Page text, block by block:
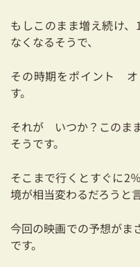
もしこのまま増え続け
なくなるそうで、
その時期をポイント
す。
それが いつか？このま
そうです。
そこまで行くとすぐに2
境が相当変わるだろうと
今回の映画での予想がま
です。